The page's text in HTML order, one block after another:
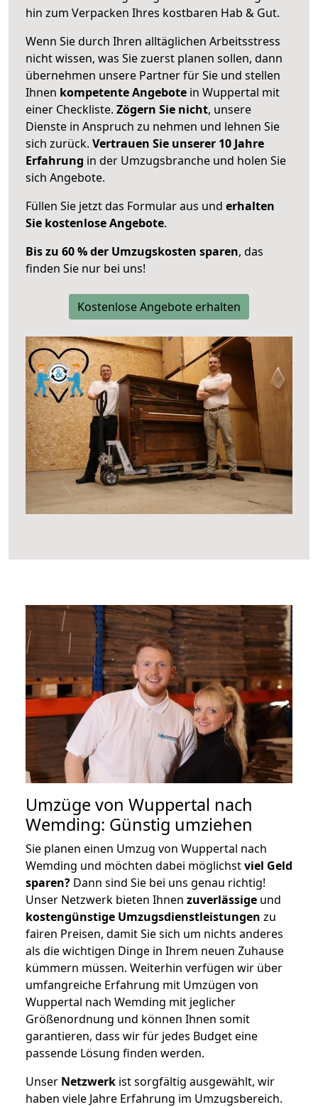
hin zum Verpacken Ihres kostbaren Hab & Gut.
Wenn Sie durch Ihren alltäglichen Arbeitsstress
nicht wissen, was Sie zuerst planen sollen, dann
übernehmen unsere Partner für Sie und stellen
Ihnen kompetente Angebote in Wuppertal mit
einer Checkliste. Zögern Sie nicht, unsere
Dienste in Anspruch zu nehmen und lehnen Sie
sich zurück. Vertrauen Sie unserer 10 Jahre
Erfahrung in der Umzugsbranche und holen Sie
sich Angebote.
Füllen Sie jetzt das Formular aus und erhalten
Sie kostenlose Angebote.
Bis zu 60 % der Umzugskosten sparen, das
finden Sie nur bei uns!
Kostenlose Angebote erhalten
Umzüge von Wuppertal nach
Wemding: Günstig umziehen
Sie planen einen Umzug von Wuppertal nach
Wemding und möchten dabei möglichstviel Geld
sparen? Dann sind Sie bei uns genau richtig!
Unser Netzwerk bieten Ihnen zuverlässige und
kostengünstige Umzugsdienstleistungen zu
fairen Preisen, damit Sie sich um nichts anderes
als die wichtigen Dinge in Ihrem neuen Zuhause
kümmern müssen. Weiterhin verfügen wir über
umfangreiche Erfahrung mit Umzügen von
Wuppertal nach Wemding mit jeglicher
Größenordnung und können Ihnen somit
garantieren, dass wir für jedes Budget eine
passende Lösung finden werden.
Unser Netzwerk ist sorgfältig ausgewählt, wir
haben viele Jahre Erfahrung im Umzugsbereich.